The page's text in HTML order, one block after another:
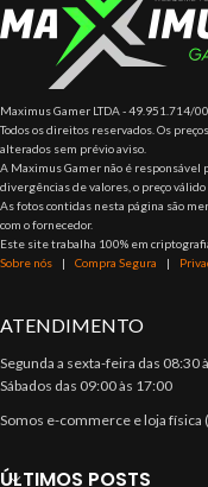
Maximus Gamer LTDA - 49.951.714/
Todos os direitos reservados. Os
alterados sem prévio aviso.
A Maximus Gamer não é responsável
divergências de valores, o preço válido
As fotos contidas nesta página são
com o fornecedor.
Este site trabalha 100% em criptografia
Sobre nós | Compra Segura |
ATENDIMENTO
Segunda a sexta-feira das 08:30
Sábados das 09:00 às 17:00
Somos e-commerce e loja física
ÚLTIMOS POSTS